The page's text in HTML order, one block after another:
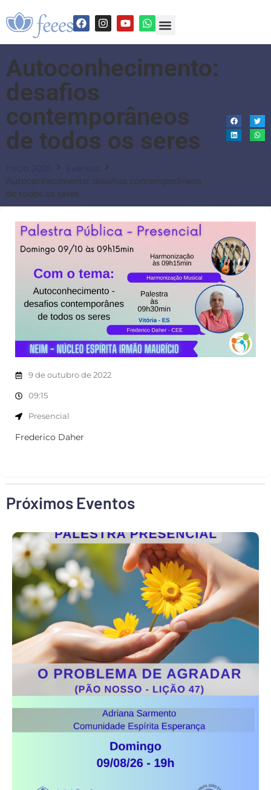
Autoconhecimento:
desafios
contemporâneos
de todos os seres
Autoconhecimento: desafios contemporâneos
de todos os seres
9 de outubro de 2022
09:15
Presencial
Frederico Daher
Próximos Eventos